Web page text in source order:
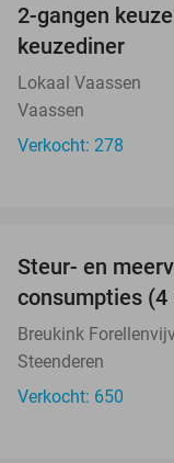
2-gangen
keuzediner
Lokaal Vaassen
Vaassen
Verkocht: 278
Steur- en
consumpties (4
Breukink
Steenderen
Verkocht: 650